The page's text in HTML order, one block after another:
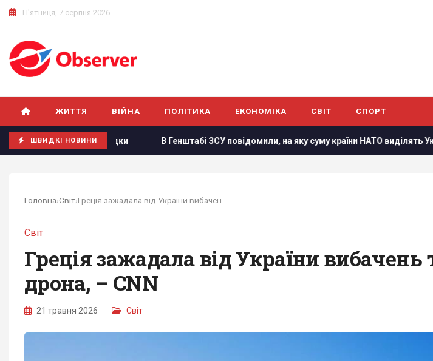
П'ятниця, 7 серпня 2026
ЖИТТЯ ВІЙНА ПОЛІТИКА ЕКОНОМІКА СВІТ СПОРТ
ШВИДКІ НОВИНИ
наслідки В Генштабі ЗСУ повідомили, на яку суму країни НАТО виділять Україні військової
Головна›Світ›
Світ
Греція зажадала від України
дрона, – CNN
21 травня 2026 Світ